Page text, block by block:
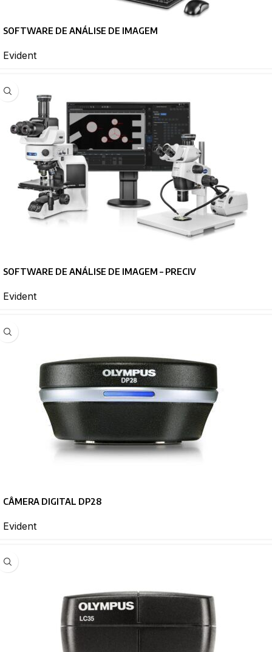
SOFTWARE DE ANÁLISE DE IMAGEM
Evident
SOFTWARE DE ANÁLISE DE IMAGEM – PRECIV
Evident
CÂMERA DIGITAL DP28
Evident